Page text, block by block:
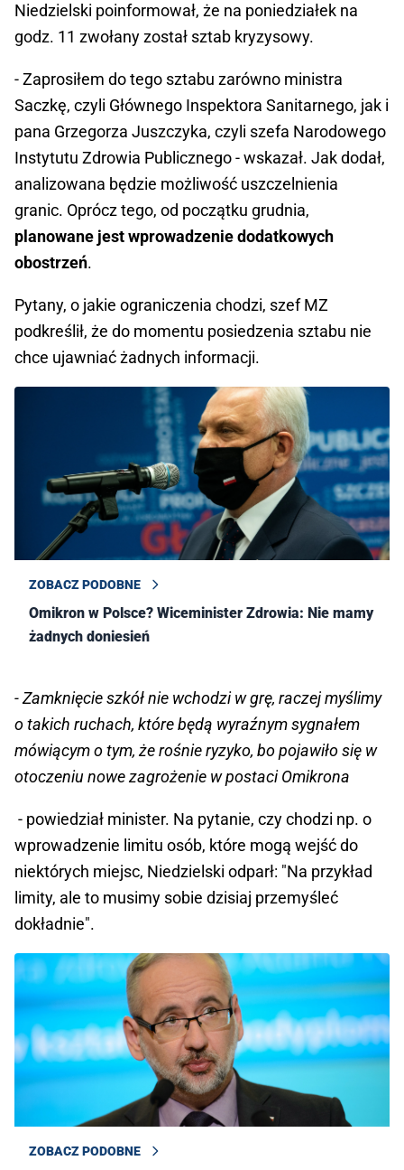
Niedzielski poinformował, że na poniedziałek na
godz. 11 zwołany został sztab kryzysowy.
- Zaprosiłem do tego sztabu zarówno ministra
Saczkę, czyli Głównego Inspektora Sanitarnego, jak i
pana Grzegorza Juszczyka, czyli szefa Narodowego
Instytutu Zdrowia Publicznego - wskazał. Jak dodał,
analizowana będzie możliwość uszczelnienia
granic. Oprócz tego, od początku grudnia,
planowane jest wprowadzenie dodatkowych
obostrzeń.
Pytany, o jakie ograniczenia chodzi, szef MZ
podkreślił, że do momentu posiedzenia sztabu nie
chce ujawniać żadnych informacji.
ZOBACZ PODOBNE
Omikron w Polsce? Wiceminister Zdrowia: Nie mamy
żadnych doniesień
- Zamknięcie szkół nie wchodzi w grę, raczej myślimy
o takich ruchach, które będą wyraźnym sygnałem
mówiącym o tym, że rośnie ryzyko, bo pojawiło się w
otoczeniu nowe zagrożenie w postaci Omikrona
- powiedział minister. Na pytanie, czy chodzi np. o
wprowadzenie limitu osób, które mogą wejść do
niektórych miejsc, Niedzielski odparł: "Na przykład
limity, ale to musimy sobie dzisiaj przemyśleć
dokładnie".
ZOBACZ PODOBNE